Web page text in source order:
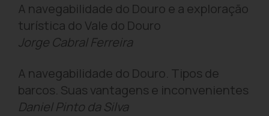
A navegabilidade do Douro e a exploração
turística do Vale do Douro
Jorge Cabral Ferreira
A navegabilidade do Douro. Tipos de
barcos. Suas vantagens e inconvenientes
Daniel Pinto da Silva